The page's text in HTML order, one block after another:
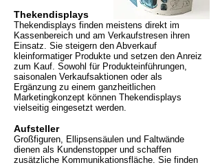
Thekendisplays
Thekendisplays finden meistens direkt im
Kassenbereich und am Verkaufstresen ihren
Einsatz. Sie steigern den Abverkauf
kleinformatiger Produkte und setzen den Anreiz
zum Kauf. Sowohl für Produkteinführungen,
saisonalen Verkaufsaktionen oder als
Ergänzung zu einem ganzheitlichen
Marketingkonzept können Thekendisplays
vielseitig eingesetzt werden.
Aufsteller
Großfiguren, Ellipsensäulen und Faltwände
dienen als Kundenstopper und schaffen
zusätzliche Kommunikationsfläche. Sie finden